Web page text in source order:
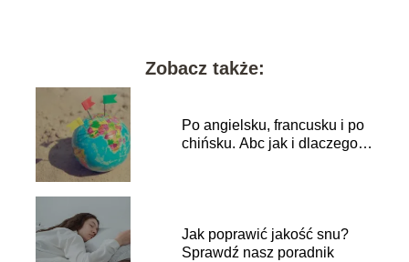
Zobacz także:
Po angielsku, francusku i po
chińsku. Abc jak i dlaczego
Jak poprawić jakość snu?
Sprawdź nasz poradnik